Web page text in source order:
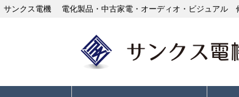
サンクス電機 電化製品・中古家電・オーディオ・ビジュアル